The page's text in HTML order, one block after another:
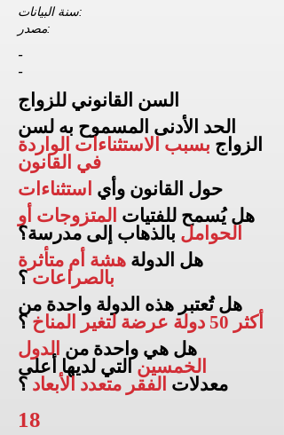
سنة البيانات:
مصدر:
-
-
السن القانوني للزواج
الحد الأدنى المسموح به لسن
الزواج بسبب الاستثناءات الواردة
في القانون
حول القانون وأي استثناءات
هل يُسمح للفتيات المتزوجات أو
الحوامل بالذهاب إلى مدرسة؟
هل الدولة هشة أم متأثرة
بالصراعات ؟
هل تُعتبر هذه الدولة واحدة من
أكثر 50 دولة عرضة لتغير المناخ
؟
هل هي واحدة من الدول
الخمسين التي لديها أعلى
معدلات الفقر متعدد الأبعاد ؟
18